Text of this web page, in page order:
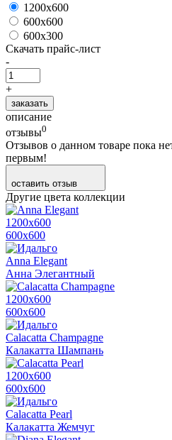
1200х600
600х600
600x300
Скачать прайс-лист
-
+
заказать
описание
отзывы0
Отзывов о данном товаре пока
первым!
оставить отзыв
Другие цвета коллекции
1200х600
600х600
Anna Elegant
Анна Элегантный
1200х600
600х600
Calacatta Champagne
Калакатта Шампань
1200х600
600х600
Calacatta Pearl
Калакатта Жемчуг